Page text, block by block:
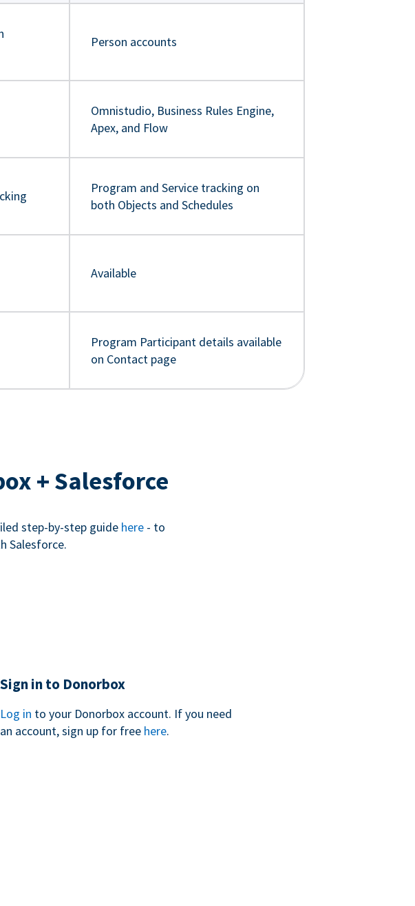
Person accounts
Omnistudio, Business Rules Engine,
Apex, and Flow
Program and Service tracking on
both Objects and Schedules
Available
Program Participant details available
on Contact page
+ Salesforce
step-by-step guide here- to
Salesforce.
Sign in to Donorbox
Log in to your Donorbox account. If you need
an account, sign up for free here.